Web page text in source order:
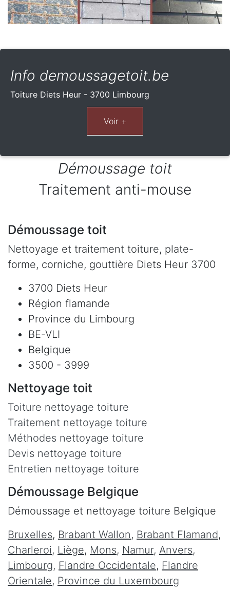
Info demoussagetoit.be
Toiture Diets Heur - 3700 Limbourg
Démoussage toit
Traitement anti-mouse
Démoussage toit
Nettoyage et traitement toiture, plate-
forme, corniche, gouttière Diets Heur 3700
3700 Diets Heur
Région flamande
Province du Limbourg
BE-VLI
Belgique
3500 - 3999
Nettoyage toit
Toiture nettoyage toiture
Traitement nettoyage toiture
Méthodes nettoyage toiture
Devis nettoyage toiture
Entretien nettoyage toiture
Démoussage Belgique
Démoussage et nettoyage toiture Belgique
Bruxelles, Brabant Wallon, Brabant Flamand,
Charleroi, Liège, Mons, Namur, Anvers,
Limbourg, Flandre Occidentale, Flandre
Orientale, Province du Luxembourg